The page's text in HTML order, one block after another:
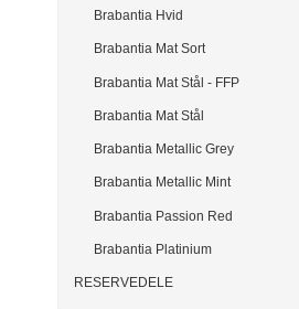
Brabantia Hvid
Brabantia Mat Sort
Brabantia Mat Stål - FFP
Brabantia Mat Stål
Brabantia Metallic Grey
Brabantia Metallic Mint
Brabantia Passion Red
Brabantia Platinium
RESERVEDELE